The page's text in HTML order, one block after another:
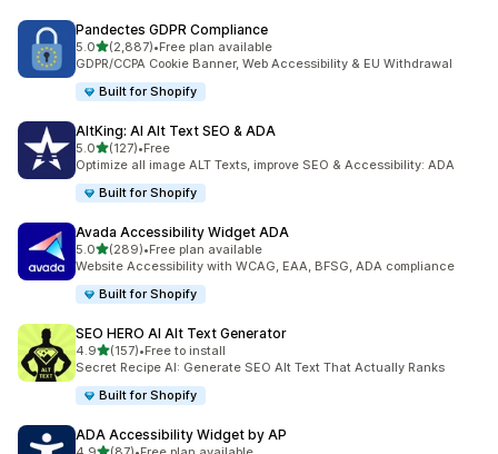
Pandectes GDPR Compliance
5.0별 5개 중
(2,887)
총 리뷰 2887개
•Free plan available
GDPR/CCPA Cookie Banner, Web Accessibility & EU Withdrawal
Built for Shopify
AltKing: AI Alt Text SEO & ADA
5.0별 5개 중
(127)
총 리뷰 127개
•Free
Optimize all image ALT Texts, improve SEO & Accessibility: ADA
Built for Shopify
Avada Accessibility Widget ADA
5.0별 5개 중
(289)
총 리뷰 289개
•Free plan available
Website Accessibility with WCAG, EAA, BFSG, ADA compliance
Built for Shopify
SEO HERO AI Alt Text Generator
4.9별 5개 중
(157)
총 리뷰 157개
•Free to install
Secret Recipe AI: Generate SEO Alt Text That Actually Ranks
Built for Shopify
ADA Accessibility Widget by AP
별 5개 중